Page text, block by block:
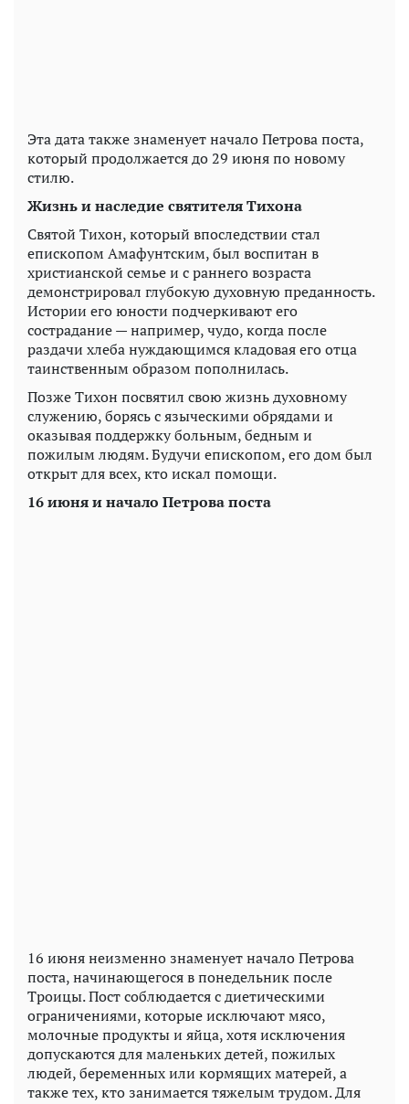
Эта дата также знаменует начало Петрова поста,
который продолжается до 29 июня по новому
стилю.
Жизнь и наследие святителя Тихона
Святой Тихон, который впоследствии стал
епископом Амафунтским, был воспитан в
христианской семье и с раннего возраста
демонстрировал глубокую духовную преданность.
Истории его юности подчеркивают его
сострадание — например, чудо, когда после
раздачи хлеба нуждающимся кладовая его отца
таинственным образом пополнилась.
Позже Тихон посвятил свою жизнь духовному
служению, борясь с языческими обрядами и
оказывая поддержку больным, бедным и
пожилым людям. Будучи епископом, его дом был
открыт для всех, кто искал помощи.
16 июня и начало Петрова поста
16 июня неизменно знаменует начало Петрова
поста, начинающегося в понедельник после
Троицы. Пост соблюдается с диетическими
ограничениями, которые исключают мясо,
молочные продукты и яйца, хотя исключения
допускаются для маленьких детей, пожилых
людей, беременных или кормящих матерей, а
также тех, кто занимается тяжелым трудом. Для